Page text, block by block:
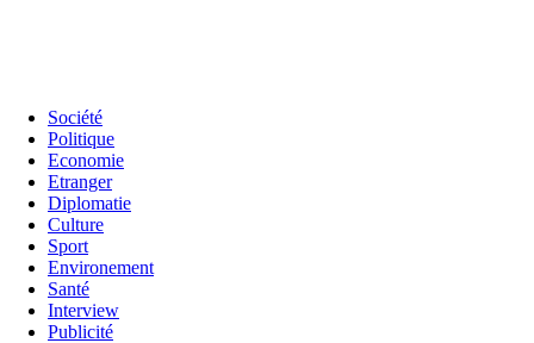
Société
Politique
Economie
Etranger
Diplomatie
Culture
Sport
Environement
Santé
Interview
Publicité